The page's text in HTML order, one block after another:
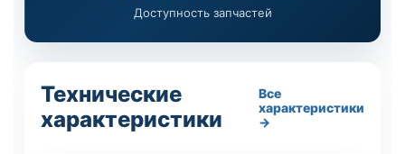
Доступность запчастей
Технические
характеристики
Все
характеристики
→